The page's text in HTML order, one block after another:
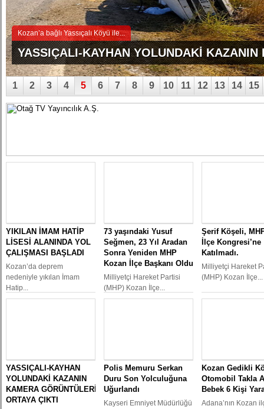
Kozan’a bağlı Yassıçalı Köyü ile...
YASSIÇALI-KAYHAN YOLUNDAKİ KAZANIN
GÖRÜNTÜLERİ ORTAYA ÇIKTI
1 2 3 4 5 6 7 8 9 10 11 12 13 14 15
YIKILAN İMAM HATİP
LİSESİ ALANINDA YOL
ÇALIŞMASI BAŞLADI
Kozan’da deprem
nedeniyle yıkılan İmam
Hatip...
73 yaşındaki Yusuf
Seğmen, 23 Yıl Aradan
Sonra Yeniden MHP
Kozan İlçe Başkanı Oldu
Milliyetçi Hareket Partisi
(MHP) Kozan İlçe...
Şerif Köşeli,
İlçe Kongresi’ne
Katılmadı.
Milliyetçi Hareket
(MHP) Kozan İlçe...
YASSIÇALI-KAYHAN
YOLUNDAKİ KAZANIN
KAMERA GÖRÜNTÜLERİ
ORTAYA ÇIKTI
Polis Memuru Serkan
Duru Son Yolculuğuna
Uğurlandı
Kayseri Emniyet Müdürlüğü
Kozan Gedikli
Otomobil Takla
Bebek 6 Kişi
Adana’nın Kozan
KOZAN’DA TRAFİK KAZASI 7 KİŞİ
YARALANDI